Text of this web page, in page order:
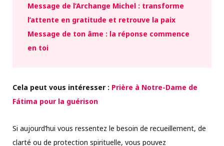
Message de l’Archange Michel : transforme
l’attente en gratitude et retrouve la paix
Message de ton âme : la réponse commence
en toi
Cela peut vous intéresser : Prière à Notre-Dame de
Fátima pour la guérison
Si aujourd’hui vous ressentez le besoin de recueillement, de
clarté ou de protection spirituelle, vous pouvez